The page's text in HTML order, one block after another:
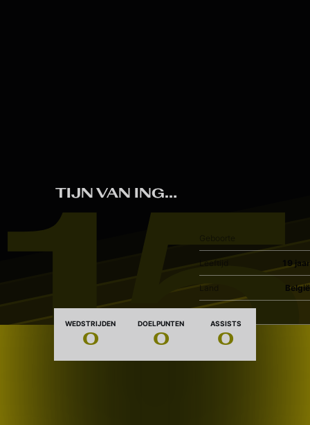
15
TIJN VAN INGELGOM
19 jaar
Land België
WEDSTRIJDEN
0
DOELPUNTEN
0
ASSISTS
0